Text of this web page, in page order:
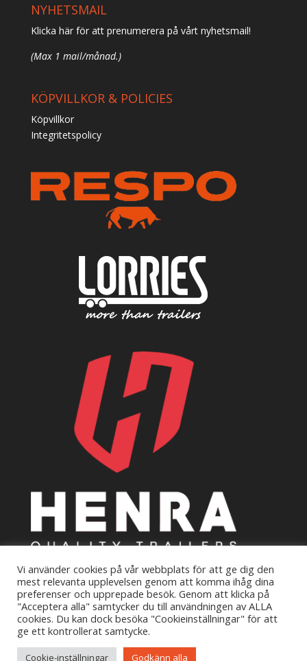
NYHETSMAIL
Klicka här för att prenumerera på vårt nyhetsmail!
(Max 1 mail/månad.)
KÖPVILLKOR & POLICIES
Köpvillkor
Integritetspolicy
Copyright © 2021 HT Släp Sydost AB. All rights reserved.
Vi använder cookies på vår webbplats för att ge dig den
mest relevanta upplevelsen genom att komma ihåg dina
preferenser och upprepade besök. Genom att klicka på
"Acceptera alla" samtycker du till användningen av ALLA
cookies. Du kan dock besöka "Cookieinställningar" för att
ge ett kontrollerat samtycke.
Cookie-inställningar Godkänn alla